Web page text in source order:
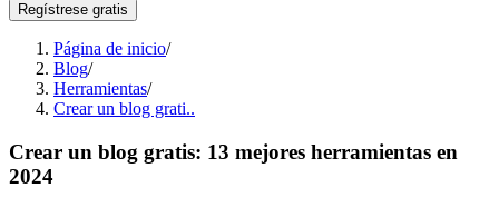
Regístrese gratis
Página de inicio/
Blog/
Herramientas/
Crear un blog grati..
Crear un blog gratis: 13 mejores herramientas en
2024